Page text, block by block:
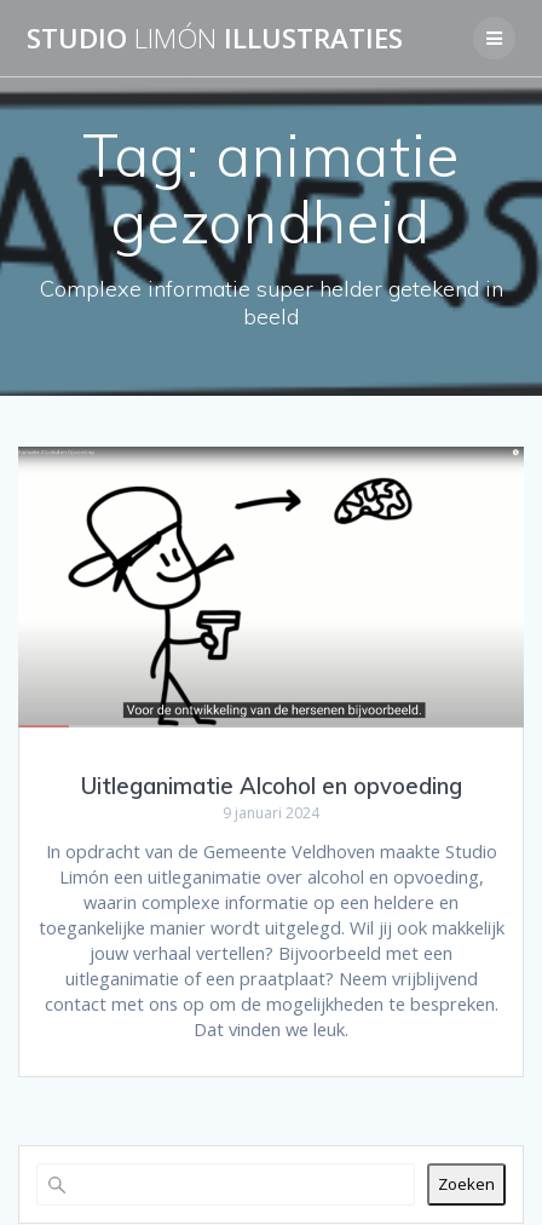
to
STUDIO LIMÓN ILLUSTRATIES
Tag: animatie
gezondheid
Complexe informatie super helder getekend in
beeld
Uitleganimatie Alcohol en opvoeding
9 januari 2024
In opdracht van de Gemeente Veldhoven maakte Studio
Limón een uitleganimatie over alcohol en opvoeding,
waarin complexe informatie op een heldere en
toegankelijke manier wordt uitgelegd. Wil jij ook makkelijk
jouw verhaal vertellen? Bijvoorbeeld met een
uitleganimatie of een praatplaat? Neem vrijblijvend
contact met ons op om de mogelijkheden te bespreken.
Dat vinden we leuk.
Zoeken